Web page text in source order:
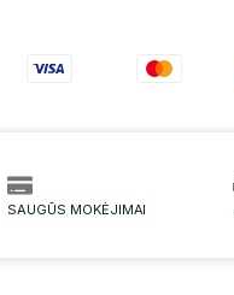
SAUGŪS MOKĖJIMAI